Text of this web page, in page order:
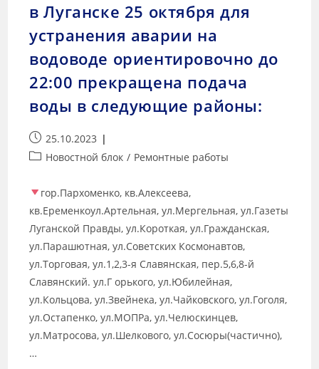
в Луганске 25 октября для
устранения аварии на
водоводе ориентировочно до
22:00 прекращена подача
воды в следующие районы:
25.10.2023
Новостной блок / Ремонтные работы
гор.Пархоменко, кв.Алексеева,
кв.Еременкоул.Артельная, ул.Мергельная, ул.Газеты
Луганской Правды, ул.Короткая, ул.Гражданская,
ул.Парашютная, ул.Советских Космонавтов,
ул.Торговая, ул.1,2,3-я Славянская, пер.5,6,8-й
Славянский. ул.Г орького, ул.Юбилейная,
ул.Кольцова, ул.Звейнека, ул.Чайковского, ул.Гоголя,
ул.Остапенко, ул.МОПРа, ул.Челюскинцев,
ул.Матросова, ул.Шелкового, ул.Сосюры(частично),
…